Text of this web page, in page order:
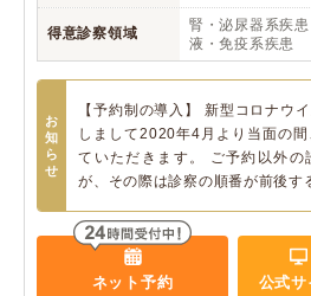
得意診察領域
腎・泌尿器系疾
液・免疫系疾患
お
知
ら
せ
【予約制の導入】 新型コロナウ
しまして2020年4月より当面の
ていただきます。 ご予約以外の
が、その際は診察の順番が前後す
ネット予約 公式サ